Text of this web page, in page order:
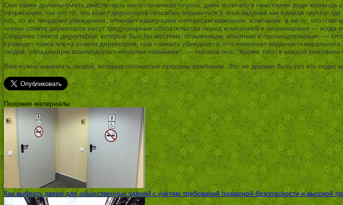
Они также должны уметь действовать как сплоченная группа, даже если это в некотором роде команда
потрясения, так это то, что совет директоров способен справиться с этой задачей как единая группа,
что, по их твердому убеждению, отвечает наилучшим интересам компании. компания, а не то, что
члены совета директоров несут фидуциарные обязательства перед компанией и акционерами —
Создание совета директоров, который был бы жестким, отзывчивым, опытным и проницательным, —
проводит поиск члена совета директоров, она сначала убеждается, что понимает видение
людей, обладающих взаимодополняющими навыками”, — сказала она. “Кроме того, в каждой компании
Вам нужно нанимать людей, которые полностью преданы компании. Это не должен быть тот, кто сидит
Похожие материалы
Как выбрать двери для общественных зданий с учётом требований пожарной безопасности и высокой